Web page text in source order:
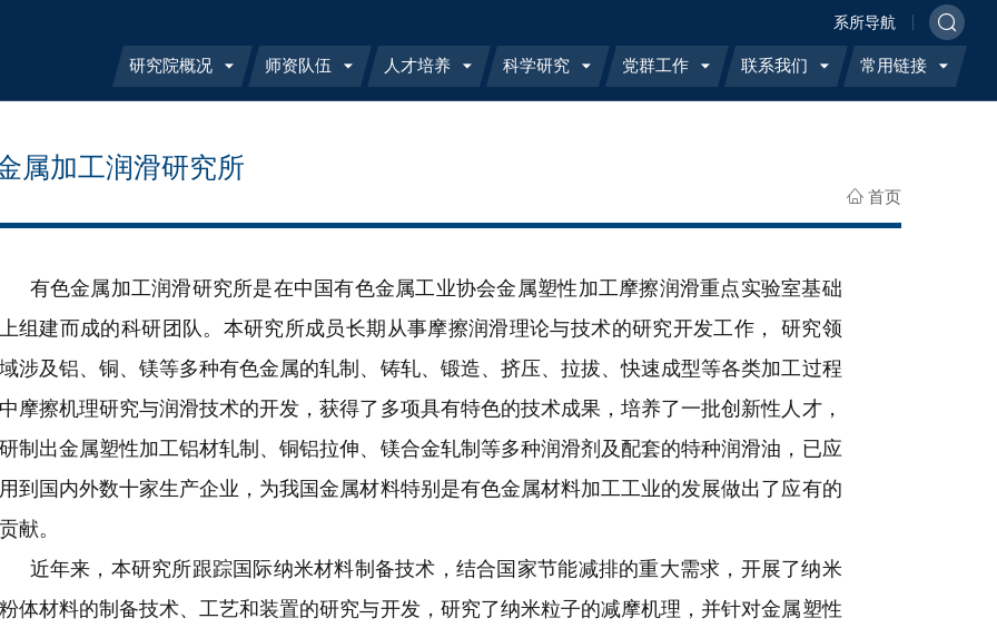
系所导航
研究院概况 师资队伍 人才培养 科学研究 党群工作 联系我们 常用链接
属加工润滑研究所
首页
有色金属加工润滑研究所是在中国有色金属工业协会金属塑性加工摩擦润滑重点实验室基础
组建而成的科研团队。本研究所成员长期从事摩擦润滑理论与技术的研究开发工作，
研究领
涉及铝、铜、镁等多种有色金属的轧制、铸轧、锻造、挤压、拉拔、快速成型等各类加工过程
摩擦机理研究与润滑技术的开发，获得了多项具有特色的技术成果，培养了一批创新性人才，
制出金属塑性加工铝材轧制、铜铝拉伸、镁合金轧制等多种润滑剂及配套的特种润滑油，已应
到国内外数十家生产企业，为我国金属材料特别是有色金属材料加工工业的发展做出了应有的
献。
近年来，本研究所跟踪国际纳米材料制备技术，结合国家节能减排的重大需求，开展了纳米
体材料的制备技术、工艺和装置的研究与开发，研究了纳米粒子的减摩机理，并针对金属塑性